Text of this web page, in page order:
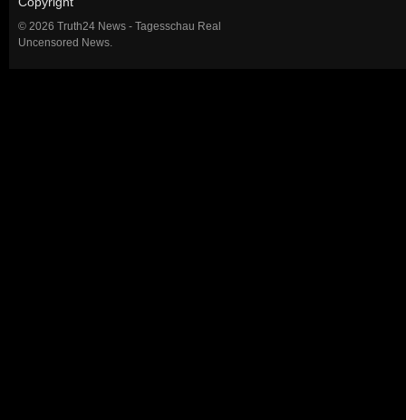
© 2026 Truth24 News - Tagesschau Real
Uncensored News.